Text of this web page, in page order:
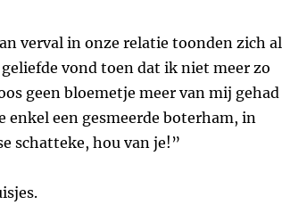
verval in onze relatie toonden zich al
vond toen dat ik niet meer zo
geen bloemetje meer van mij gehad
een gesmeerde boterham, in
schatteke, hou van je!”